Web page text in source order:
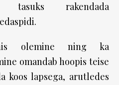
tasuks rakendada
olemine ning ka
omandab hoopis teise
koos lapsega, arutledes